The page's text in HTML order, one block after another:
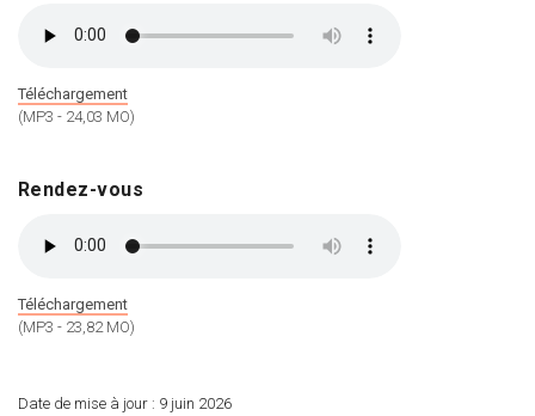
Téléchargement
(MP3 - 24,03 MO)
Rendez-vous
Téléchargement
(MP3 - 23,82 MO)
Date de mise à jour : 9 juin 2026